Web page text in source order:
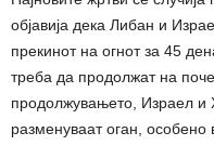
објавија дека Либан и
прекинот на огнот за 45
треба да продолжат на
продолжувањето, Израел и
разменуваат оган, особено